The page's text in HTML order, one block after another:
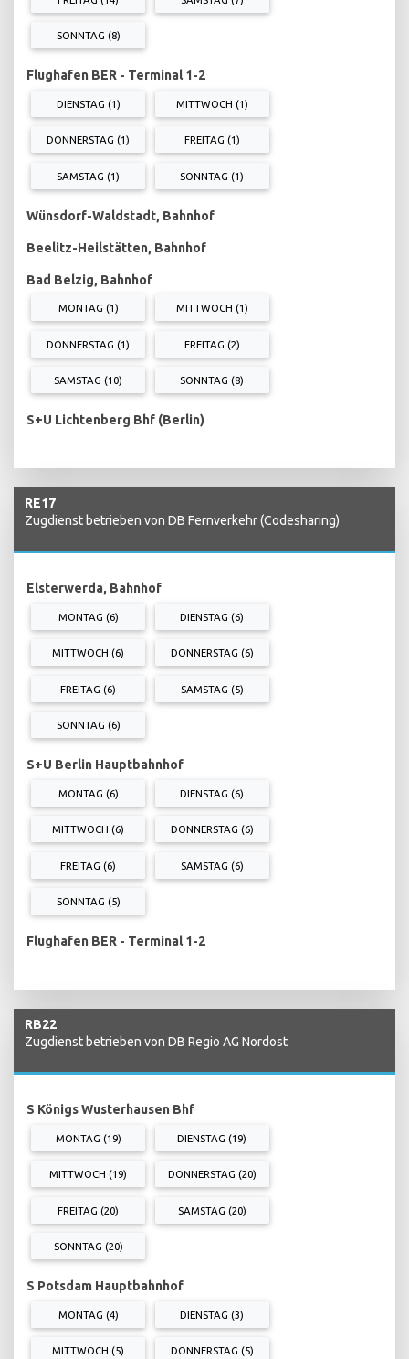
SONNTAG (8)
Flughafen BER - Terminal 1-2
DIENSTAG (1) MITTWOCH (1)
DONNERSTAG (1) FREITAG (1)
SAMSTAG (1) SONNTAG (1)
Wünsdorf-Waldstadt, Bahnhof
Beelitz-Heilstätten, Bahnhof
Bad Belzig, Bahnhof
MONTAG (1) MITTWOCH (1)
DONNERSTAG (1) FREITAG (2)
SAMSTAG (10) SONNTAG (8)
S+U Lichtenberg Bhf (Berlin)
RE17
Zugdienst betrieben von DB Fernverkehr (Codesharing)
Elsterwerda, Bahnhof
MONTAG (6) DIENSTAG (6)
MITTWOCH (6) DONNERSTAG (6)
FREITAG (6) SAMSTAG (5)
SONNTAG (6)
S+U Berlin Hauptbahnhof
MONTAG (6) DIENSTAG (6)
MITTWOCH (6) DONNERSTAG (6)
FREITAG (6) SAMSTAG (6)
SONNTAG (5)
Flughafen BER - Terminal 1-2
RB22
Zugdienst betrieben von DB Regio AG Nordost
S Königs Wusterhausen Bhf
MONTAG (19) DIENSTAG (19)
MITTWOCH (19) DONNERSTAG (20)
FREITAG (20) SAMSTAG (20)
SONNTAG (20)
S Potsdam Hauptbahnhof
MONTAG (4) DIENSTAG (3)
MITTWOCH (5) DONNERSTAG (5)